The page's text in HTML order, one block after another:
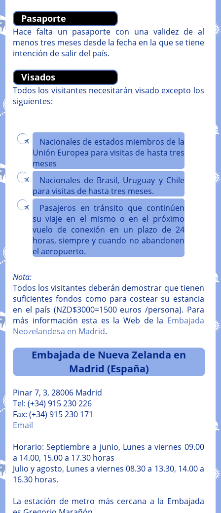
Pasaporte
Hace falta un pasaporte con una validez de al
menos tres meses desde la fecha en la que se tiene
intención de salir del país.
Visados
Todos los visitantes necesitarán visado excepto los
siguientes:
Nacionales de estados miembros de la
Unión Europea para visitas de hasta tres
meses
Nacionales de Brasil, Uruguay y Chile
para visitas de hasta tres meses.
Pasajeros en tránsito que continúen
su viaje en el mismo o en el próximo
vuelo de conexión en un plazo de 24
horas, siempre y cuando no abandonen
el aeropuerto.
Nota:
Todos los visitantes deberán demostrar que tienen
suficientes fondos como para costear su estancia
en el país (NZD$3000=1500 euros /persona). Para
más información esta es la Web de la Embajada
Neozelandesa en Madrid.
Embajada de Nueva Zelanda en
Madrid (España)
Pinar 7, 3, 28006 Madrid
Tel: (+34) 915 230 226
Fax: (+34) 915 230 171
Email
Horario: Septiembre a junio, Lunes a viernes 09.00
a 14.00, 15.00 a 17.30 horas
Julio y agosto, Lunes a viernes 08.30 a 13.30, 14.00 a
16.30 horas.
La estación de metro más cercana a la Embajada